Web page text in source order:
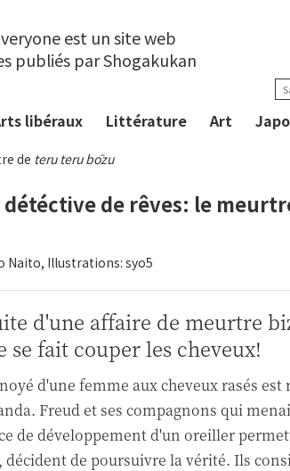
est un site web
publiés par Shogakukan
libéraux Littérature Art
de teru teru bōzu
détéctive de rêves: le
Naito, Illustrations: syo5
d'une affaire de meurtre
se fait couper les cheveux!
d'une femme aux cheveux rasés
Freud et ses compagnons qui
de développement d'un oreiller
décident de poursuivre la vérité. Ils